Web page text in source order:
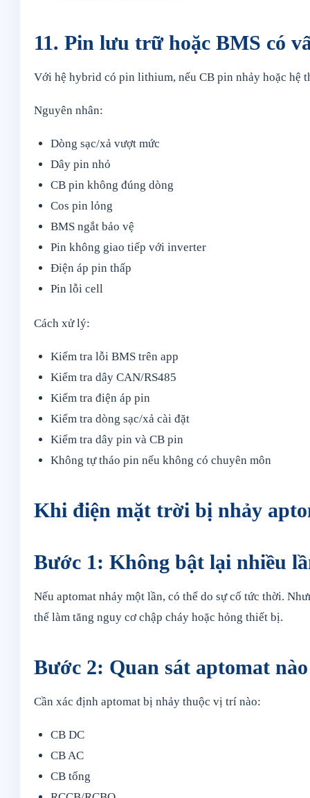
11. Pin lưu trữ hoặc BMS có
Với hệ hybrid có pin lithium, nếu CB pin nhảy hoặc hệ
Nguyên nhân:
Dòng sạc/xả vượt mức
Dây pin nhỏ
CB pin không đúng dòng
Cos pin lỏng
BMS ngắt bảo vệ
Pin không giao tiếp với inverter
Điện áp pin thấp
Pin lỗi cell
Cách xử lý:
Kiểm tra lỗi BMS trên app
Kiểm tra dây CAN/RS485
Kiểm tra điện áp pin
Kiểm tra dòng sạc/xả cài đặt
Kiểm tra dây pin và CB pin
Không tự tháo pin nếu không có chuyên môn
Khi điện mặt trời bị nhảy
Bước 1: Không bật lại nhiều
Nếu aptomat nhảy một lần, có thể do sự cố tức thời.
thể làm tăng nguy cơ chập cháy hoặc hỏng thiết bị.
Bước 2: Quan sát aptomat
Cần xác định aptomat bị nhảy thuộc vị trí nào:
CB DC
CB AC
CB tổng